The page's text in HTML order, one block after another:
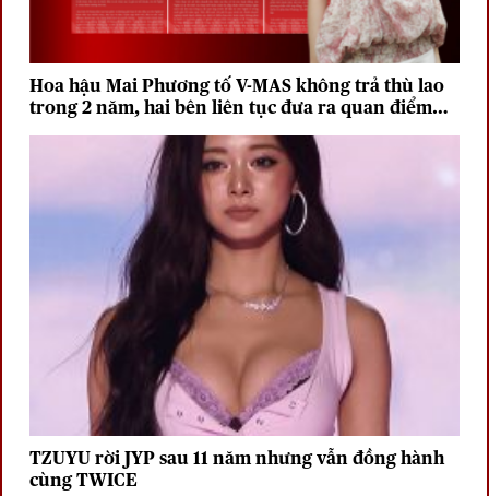
Hoa hậu Mai Phương tố V-MAS không trả thù lao
trong 2 năm, hai bên liên tục đưa ra quan điểm
trái chiều
TZUYU rời JYP sau 11 năm nhưng vẫn đồng hành
cùng TWICE